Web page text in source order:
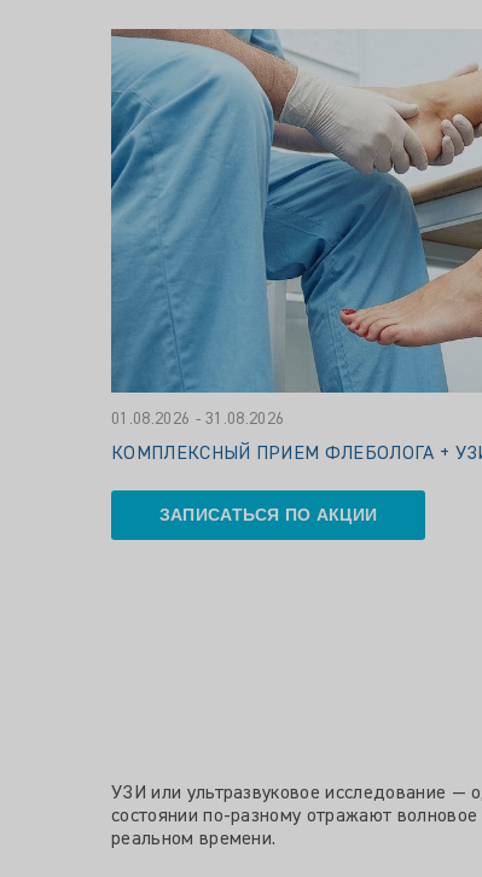
01.08.2026 - 31.08.2026
КОМПЛЕКСНЫЙ ПРИЕМ ФЛЕБОЛОГА +
ЗАПИСАТЬСЯ ПО АКЦИИ
УЗИ или ультразвуковое исследование —
состоянии по-разному отражают
реальном времени.